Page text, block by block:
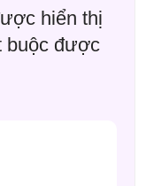
hiển thị
buộc được